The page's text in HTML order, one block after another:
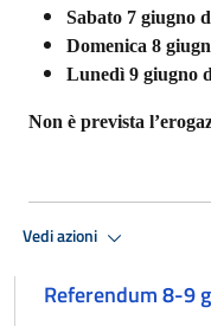
Sabato 7 giugno
Domenica 8
Lunedì 9 giugno
Non è prevista
Vedi azioni
Referendum 8-9